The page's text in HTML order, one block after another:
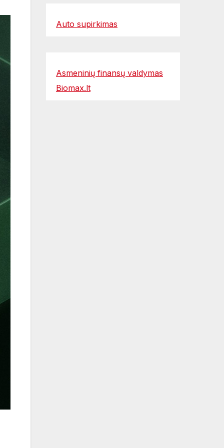
Auto supirkimas
Asmeninių finansų valdymas
Biomax.lt